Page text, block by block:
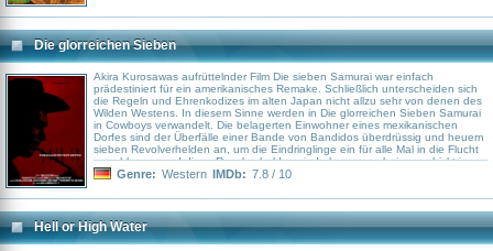
Die glorreichen Sieben
Akira Kurosawas aufrüttelnder Film Die sieben Samurai war einfach
prädestiniert für ein amerikanisches Remake. Schließlich unterscheiden sich
die Regeln und Ehrenkodizes im alten Japan nicht allzu sehr von denen des
Wilden Westens. In diesem Sinne werden in Die glorreichen Sieben Samurai
in Cowboys verwandelt. Die belagerten Einwohner eines mexikanischen
Dorfes sind der Überfälle einer Bande von Bandidos überdrüssig und heuern
sieben Revolverhelden an, um die Eindringlinge ein für alle Mal in die Flucht
zu schlagen, und diese Revolverhelden sind ebenso cool wie geschickt im
Umgang mit der Waffe.
Genre: Western IMDb: 7.8 / 10
Hell or High Water